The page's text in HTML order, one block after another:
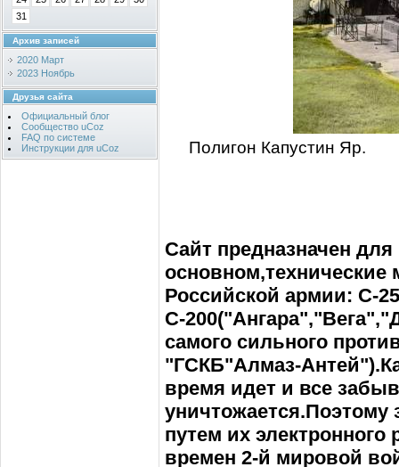
31
Архив записей
2020 Март
2023 Ноябрь
Друзья сайта
Официальный блог
Сообщество uCoz
FAQ по системе
Инструкции для uCoz
Полигон
Сайт предназначен
Российской армии: С-
С-
самого сильного
"ГСКБ"Алмаз-
время идет и все
уничтожается.Поэтому
путем их
времен 2-й мировой